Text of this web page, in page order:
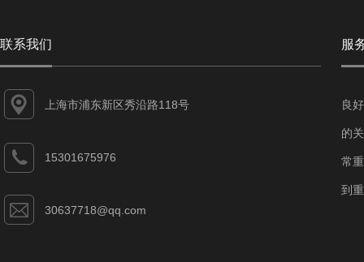
联系我们
上海市浦东新区秀沿路118号
15301675976
30637718@qq.com
服
良
的
常
到